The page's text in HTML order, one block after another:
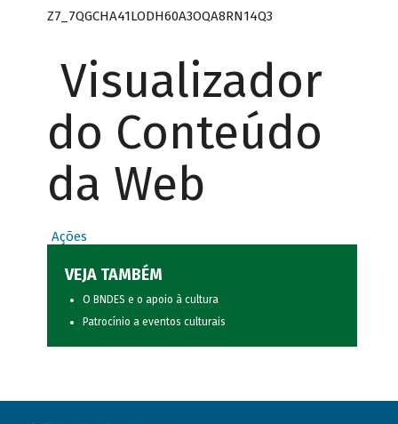
Z7_7QGCHA41LODH60A3OQA8RN14Q3
Visualizador
do Conteúdo
da Web
Ações
VEJA TAMBÉM
O BNDES e o apoio à cultura
Patrocínio a eventos culturais